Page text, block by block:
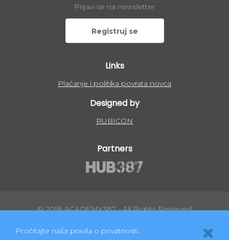
Prijavi se na newsletter
Registruj se
Links
Plaćanje i politika povrata novca
Designed by
RUBICON
Partners
© 2018 ACADEMY387 - All Rights Reserved
Pročitajte naša pravila o privatnosti.